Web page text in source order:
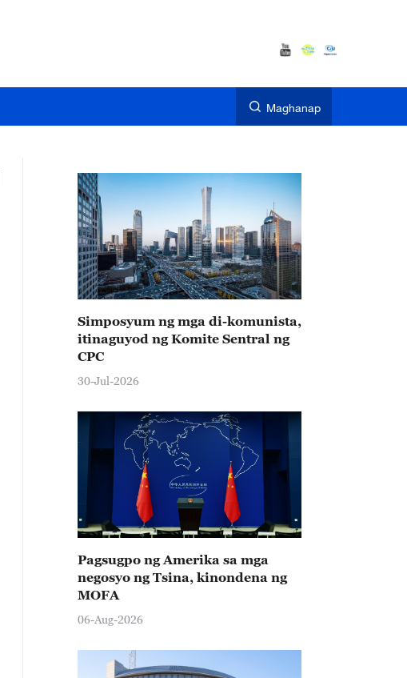
Maghanap
Simposyum ng mga di-komunista,
itinaguyod ng Komite Sentral ng
CPC
30-Jul-2026
Pagsugpo ng Amerika sa mga
negosyo ng Tsina, kinondena ng
MOFA
06-Aug-2026